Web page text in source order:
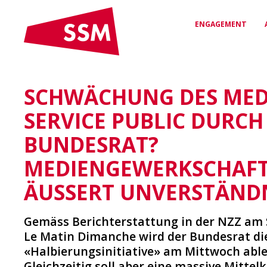
ENGAGEMENT
VEREINBARUNGEN
& VERTRÄGE
Arbeitsverträge für
Sicherheit & Fairness
NETZWERK
Deine Verbindung zur
Medienwelt
RECHTSSCHUTZ &
BERATUNG
Kompetente Unterstützung
bei arbeitsrechtlichen
Fragen
VERGÜNSTIGUNGEN
Exklusive Rabatte & Vorteile
DAS SSM
Wer wir sind und wofür wir
stehen
SCHWÄCHUNG DES
SERVICE PUBLIC
BUNDESRAT?
ÄUSSERT
Gemäss Berichterstattung in der NZZ am
Le Matin Dimanche wird der Bundesrat
«Halbierungsinitiative» am Mittwoch